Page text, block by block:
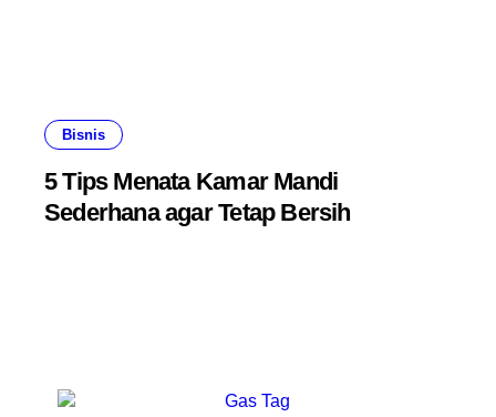
Bisnis
5 Tips Menata Kamar Mandi
Sederhana agar Tetap Bersih